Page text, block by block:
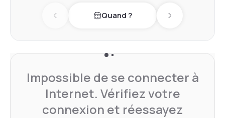
Previous dayQuand ? Next day
Impossible de se connecter à
Internet. Vérifiez votre
connexion et réessayez